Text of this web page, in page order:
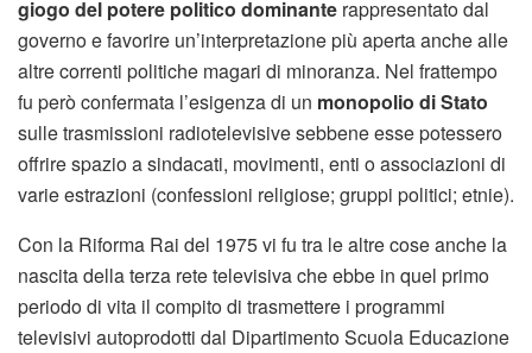
giogo del potere politico dominante rappresentato dal
governo e favorire un’interpretazione più aperta anche alle
altre correnti politiche magari di minoranza. Nel frattempo
fu però confermata l’esigenza di un monopolio di Stato
sulle trasmissioni radiotelevisive sebbene esse potessero
offrire spazio a sindacati, movimenti, enti o associazioni di
varie estrazioni (confessioni religiose; gruppi politici; etnie).
Con la Riforma Rai del 1975 vi fu tra le altre cose anche la
nascita della terza rete televisiva che ebbe in quel primo
periodo di vita il compito di trasmettere i programmi
televisivi autoprodotti dal Dipartimento Scuola Educazione